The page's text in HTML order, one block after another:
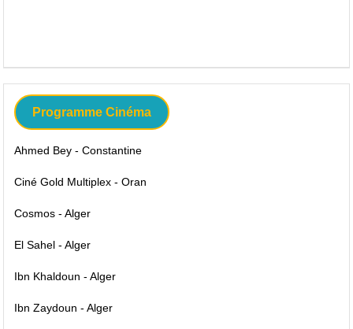
Programme Cinéma
Ahmed Bey - Constantine
Ciné Gold Multiplex - Oran
Cosmos - Alger
El Sahel - Alger
Ibn Khaldoun - Alger
Ibn Zaydoun - Alger